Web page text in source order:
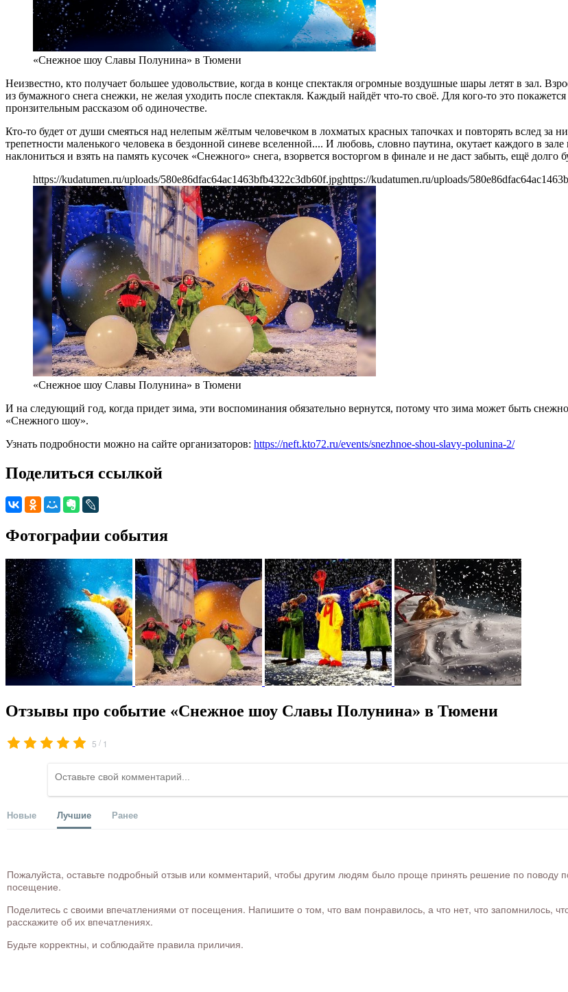
«Снежное шоу Славы Полунина» в Тюмени
Неизвестно, кто получает большее удовольствие, когда в конце спектакля огромные воздушные шары летят в зал.
из бумажного снега снежки, не желая уходить после спектакля. Каждый найдёт что-то своё. Для кого-то это
пронзительным рассказом об одиночестве.
Кто-то будет от души смеяться над нелепым жёлтым человечком в лохматых красных тапочках и повторять вслед за
трепетности маленького человека в бездонной синеве вселенной.... И любовь, словно паутина, окутает каждого в зале
наклониться и взять на память кусочек «Cнежного» снега, взорвется восторгом в финале и не даст забыть, ещё
https://kudatumen.ru/uploads/580e86dfac64ac1463bfb4322c3db60f.jpghttps://kudatumen.ru/uploads/
«Снежное шоу Славы Полунина» в Тюмени
И на следующий год, когда придет зима, эти воспоминания обязательно вернутся, потому что зима может быть
«Cнежного шоу».
Узнать подробности можно на сайте организаторов: https://neft.kto72.ru/events/snezhnoe-shou-slavy-polunina-2/
Поделиться ссылкой
Фотографии события
Отзывы про событие «Снежное шоу Славы Полунина» в Тюмени
5 / 1
Новые Лучшие Ранее
Пожалуйста, оставьте подробный отзыв или комментарий, чтобы другим людям было проще принять решение по поводу
посещение.
Поделитесь с своими впечатлениями от посещения. Напишите о том, что вам понравилось, а что нет, что запомнилось,
расскажите об их впечатлениях.
Будьте корректны, и соблюдайте правила приличия.